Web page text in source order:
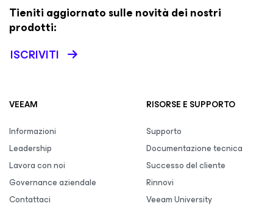
Tieniti aggiornato sulle novità dei nostri
prodotti:
ISCRIVITI
VEEAM
Informazioni
Leadership
Lavora con noi
Governance aziendale
Contattaci
RISORSE E SUPPORTO
Supporto
Documentazione tecnica
Successo del cliente
Rinnovi
Veeam University